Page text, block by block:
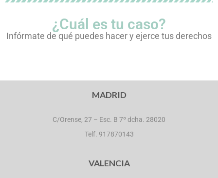
¿Cuál es tu caso?
Infórmate de qué puedes hacer y ejerce tus derechos
MADRID
C/Orense, 27 – Esc. B 7º dcha. 28020
Telf. 917870143
VALENCIA